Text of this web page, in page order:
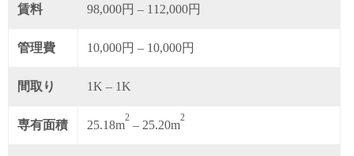
賃料 98,000円 – 112,000円
管理費 10,000円 – 10,000円
間取り 1K – 1K
専有面積 25.18m
2
– 25.20m
2